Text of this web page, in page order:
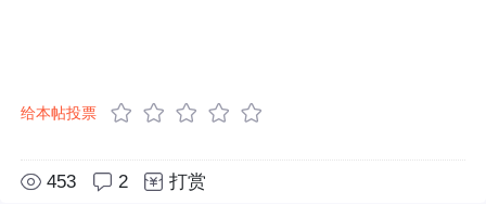
给本帖投票
453 2 打赏